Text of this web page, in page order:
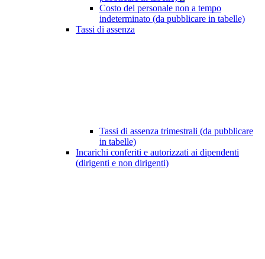
Costo del personale non a tempo
indeterminato (da pubblicare in tabelle)
Tassi di assenza
Tassi di assenza trimestrali (da pubblicare
in tabelle)
Incarichi conferiti e autorizzati ai dipendenti
(dirigenti e non dirigenti)